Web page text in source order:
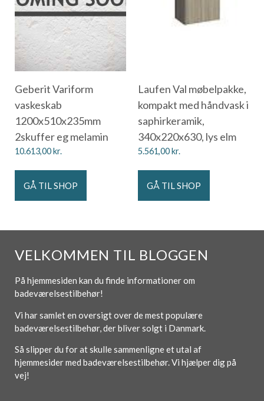
Geberit Variform
vaskeskab
1200x510x235mm
2skuffer eg melamin
10.613,00kr.
GÅ TIL SHOP
Laufen Val møbelpakke,
kompakt med håndvask i
saphirkeramik,
340x220x630, lys elm
5.561,00kr.
GÅ TIL SHOP
VELKOMMEN TIL BLOGGEN
På hjemmesiden kan du finde informationer om
badeværelsestilbehør!
Vi har samlet en oversigt over de mest populære
badeværelsestilbehør, der bliver solgt i Danmark.
Så slipper du for at skulle sammenligne et utal af
hjemmesider med badeværelsestilbehør. Vi hjælper dig på
vej!